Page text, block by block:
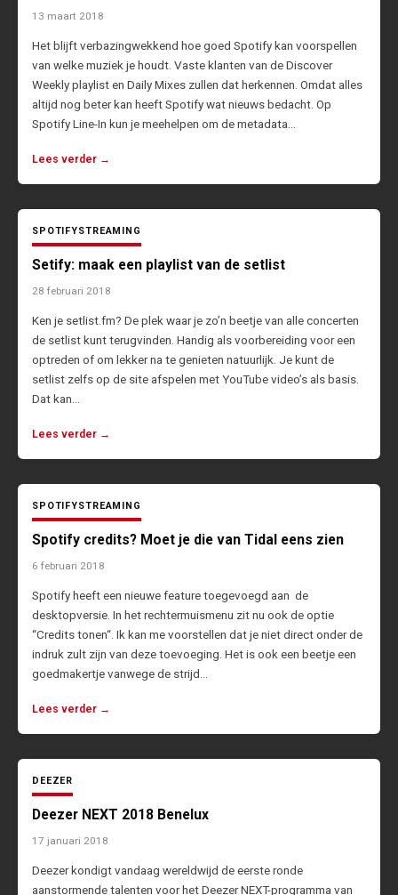
13 maart 2018
Het blijft verbazingwekkend hoe goed Spotify kan voorspellen
van welke muziek je houdt. Vaste klanten van de Discover
Weekly playlist en Daily Mixes zullen dat herkennen. Omdat alles
altijd nog beter kan heeft Spotify wat nieuws bedacht. Op
Spotify Line-In kun je meehelpen om de metadata…
Lees verder →
SPOTIFYSTREAMING
Setify: maak een playlist van de setlist
28 februari 2018
Ken je setlist.fm? De plek waar je zo’n beetje van alle concerten
de setlist kunt terugvinden. Handig als voorbereiding voor een
optreden of om lekker na te genieten natuurlijk. Je kunt de
setlist zelfs op de site afspelen met YouTube video’s als basis.
Dat kan…
Lees verder →
SPOTIFYSTREAMING
Spotify credits? Moet je die van Tidal eens zien
6 februari 2018
Spotify heeft een nieuwe feature toegevoegd aan de
desktopversie. In het rechtermuismenu zit nu ook de optie
“Credits tonen“. Ik kan me voorstellen dat je niet direct onder de
indruk zult zijn van deze toevoeging. Het is ook een beetje een
goedmakertje vanwege de strijd…
Lees verder →
DEEZER
Deezer NEXT 2018 Benelux
17 januari 2018
Deezer kondigt vandaag wereldwijd de eerste ronde
aanstormende talenten voor het Deezer NEXT-programma van